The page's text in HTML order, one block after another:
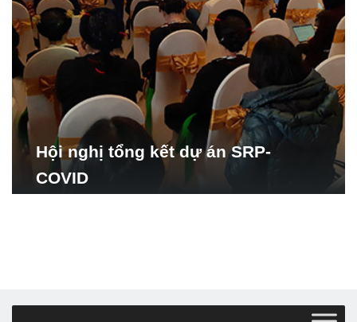
Hội nghị tổng kết dự án SRP-
COVID